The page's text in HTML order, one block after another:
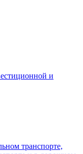
и
транспорте,